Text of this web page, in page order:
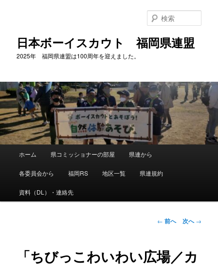
へ
移
動
日本ボーイスカウト 福岡県連盟
2025年 福岡県連盟は100周年を迎えました。
索
ュ
ホーム 県コミッショナーの部屋 県連から
各委員会から 福岡RS 地区一覧 県連規約
資料（DL）・連絡先
投
ビ
ゲ
← 前へ 次へ→
「ちびっこわいわい広場／カ